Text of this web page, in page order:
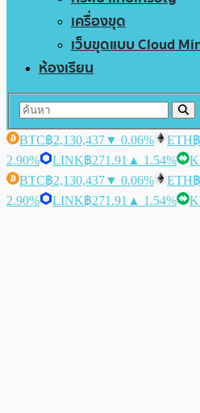
เครื่องขุด
เว็บขุดแบบ Cloud
ห้องเรียน
BTC฿2,130,437▼ 0.06% ETH
2.90%
LINK฿271.91 ▲ 1.54%
BTC฿2,130,437▼ 0.06% ETH
2.90%
LINK฿271.91 ▲ 1.54%